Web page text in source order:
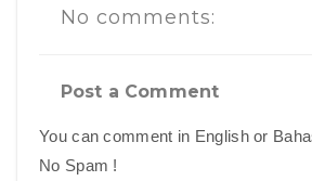
No comments:
Post a Comment
You can comment in English or
No Spam !